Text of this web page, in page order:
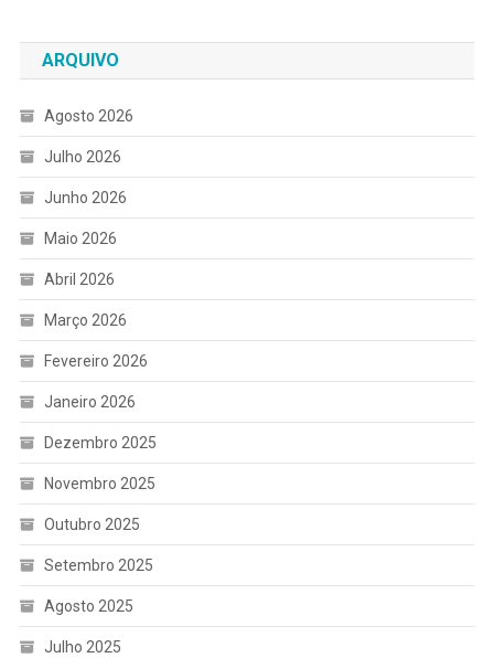
ARQUIVO
Agosto 2026
Julho 2026
Junho 2026
Maio 2026
Abril 2026
Março 2026
Fevereiro 2026
Janeiro 2026
Dezembro 2025
Novembro 2025
Outubro 2025
Setembro 2025
Agosto 2025
Julho 2025